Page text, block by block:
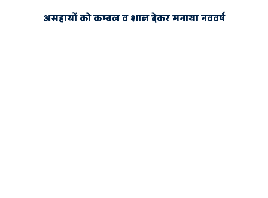
असहायों को कम्बल व शाल देकर मनाया नववर्ष